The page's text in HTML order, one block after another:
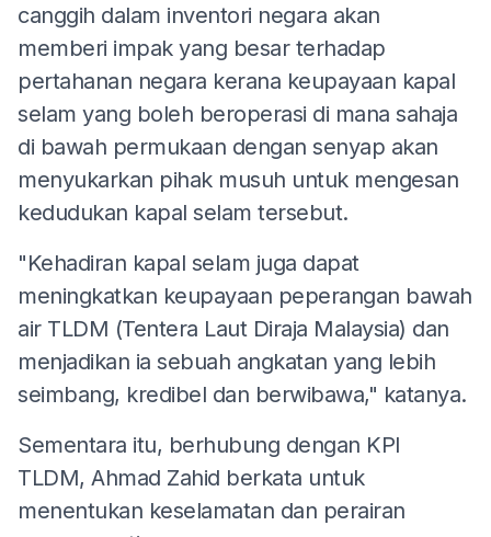
canggih dalam inventori negara akan
memberi impak yang besar terhadap
pertahanan negara kerana keupayaan kapal
selam yang boleh beroperasi di mana sahaja
di bawah permukaan dengan senyap akan
menyukarkan pihak musuh untuk mengesan
kedudukan kapal selam tersebut.
"Kehadiran kapal selam juga dapat
meningkatkan keupayaan peperangan bawah
air TLDM (Tentera Laut Diraja Malaysia) dan
menjadikan ia sebuah angkatan yang lebih
seimbang, kredibel dan berwibawa," katanya.
Sementara itu, berhubung dengan KPI
TLDM, Ahmad Zahid berkata untuk
menentukan keselamatan dan perairan